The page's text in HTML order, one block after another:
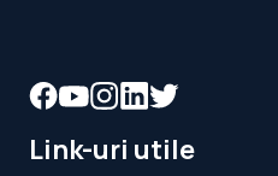
Link-uri utile